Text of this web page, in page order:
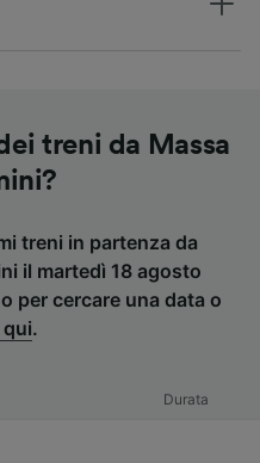
treni da Massa
treni in partenza da
il martedì 18 agosto
per cercare una data o
.
Durata